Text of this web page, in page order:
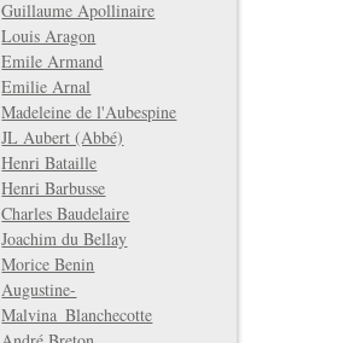
Guillaume Apollinaire
Louis Aragon
Emile Armand
Emilie Arnal
Madeleine de l'Aubespine
JL Aubert (Abbé)
Henri Bataille
Henri Barbusse
Charles Baudelaire
Joachim du Bellay
Morice Benin
Augustine-
Malvina_Blanchecotte